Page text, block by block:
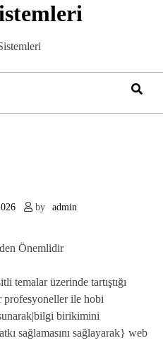
by admin
Önemlidir
temalar üzerinde tartıştığı
ile hobi
birikimini
sağlamasını sağlayarak} web